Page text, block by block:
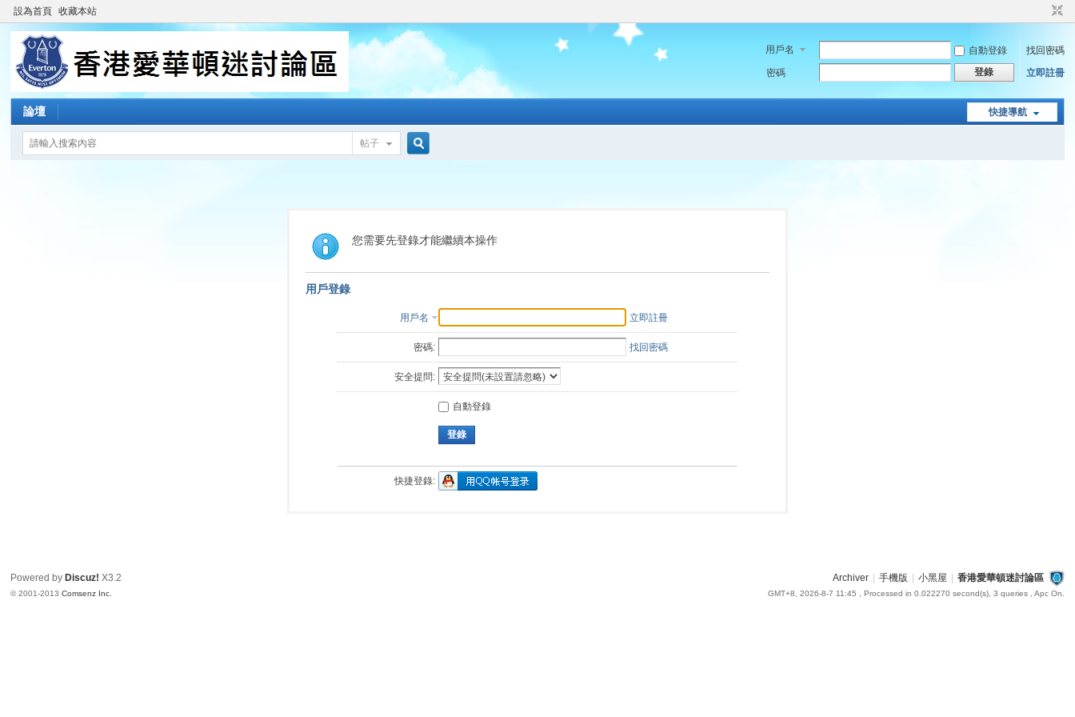
設為首頁 收藏本站
用戶名 自動登錄
找回密碼
密碼
登錄 立即註冊
快捷導航
論壇
帖子
索
您需要先登錄才能繼續本操作
用戶登錄
用戶名 立即註冊
密碼: 找回密碼
安全提問:
自動登錄
登錄
快捷登錄:
Archiver 手機版 小黑屋 香港愛華頓迷討論區
GMT+8, 2026-8-7 11:45 , Processed in 0.022270 second(s), 3 queries , Apc On.
Powered by Discuz! X3.2
© 2001-2013Comsenz Inc.